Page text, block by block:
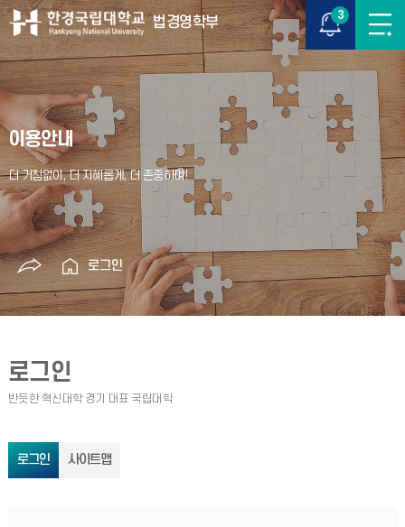
법경영학부 3
이용안내
로그인
로그인
로그인 사이트맵